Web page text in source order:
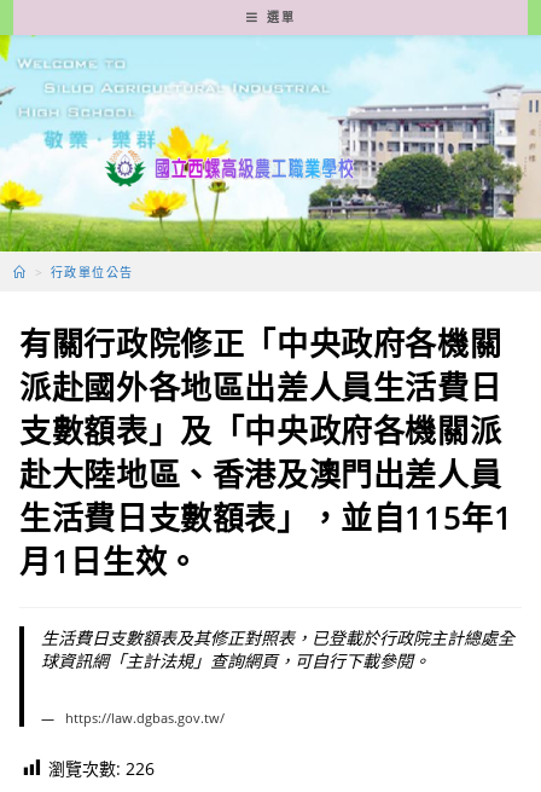
轉
至
要
容
選單
> 行政單位公告
有關行政院修正「中央政府各機關
派赴國外各地區出差人員生活費日
支數額表」及「中央政府各機關派
赴大陸地區、香港及澳門出差人員
生活費日支數額表」，並自115年1
月1日生效。
生活費日支數額表及其修正對照表，已登載於行政院主計總處全
球資訊網「主計法規」查詢網頁，可自行下載參閱。
https://law.dgbas.gov.tw/
瀏覽次數: 226